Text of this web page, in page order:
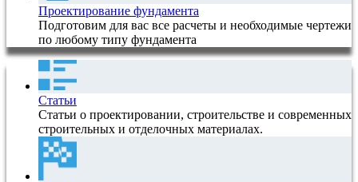
Проектирование фундамента
Подготовим для вас все расчеты и необходимые чертежи
по любому типу фундамента
Статьи
Статьи о проектировании, строительстве и современных
строительных и отделочных материалах.